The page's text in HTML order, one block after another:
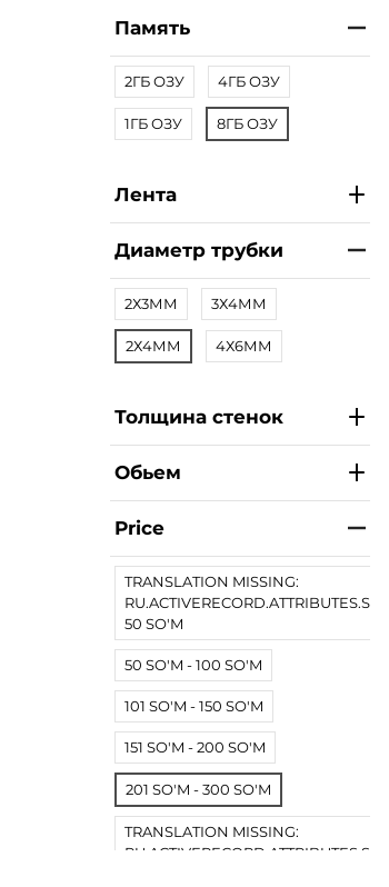
Память
2ГБ ОЗУ 4ГБ ОЗУ
1ГБ ОЗУ 8ГБ ОЗУ
Лента
Диаметр трубки
2Х3ММ 3Х4ММ
2Х4ММ 4Х6ММ
Толщина стенок
Обьем
Price
TRANSLATION MISSING:
50 SO'M
50 SO'M - 100 SO'M
101 SO'M - 150 SO'M
151 SO'M - 200 SO'M
201 SO'M - 300 SO'M
TRANSLATION MISSING: